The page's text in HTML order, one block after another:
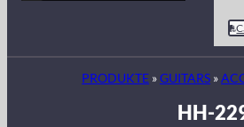
PRODUKTE »GUITARS »
HH-